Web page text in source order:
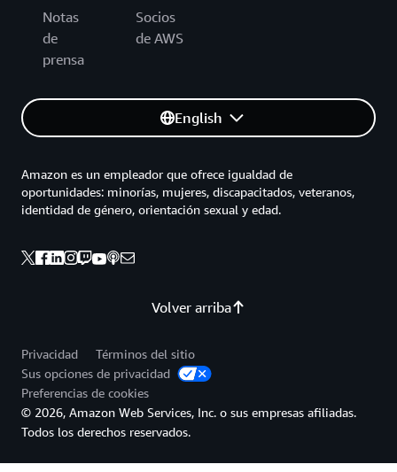
Notas
de
prensa
Socios
de AWS
English
Volver arriba
Amazon es un empleador que ofrece igualdad de
oportunidades: minorías, mujeres, discapacitados, veteranos,
identidad de género, orientación sexual y edad.
Privacidad
Términos del sitio
Sus opciones de privacidad
Preferencias de cookies
© 2026, Amazon Web Services, Inc. o sus empresas afiliadas.
Todos los derechos reservados.